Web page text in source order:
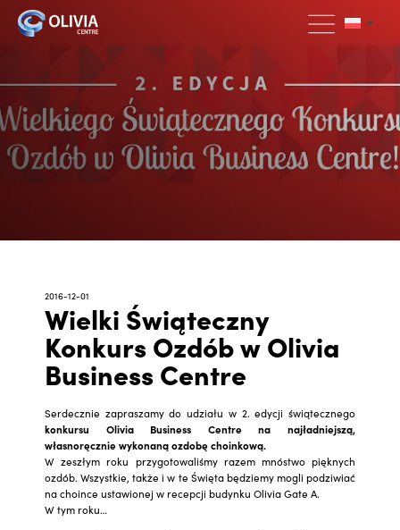
2016-12-01
Wielki Świąteczny
Konkurs Ozdób w Olivia
Business Centre
Serdecznie zapraszamy do udziału w 2. edycji świątecznego
konkursu Olivia Business Centre na najładniejszą,
własnoręcznie wykonaną ozdobę choinkową.
W zeszłym roku przygotowaliśmy razem mnóstwo pięknych
ozdób. Wszystkie, także i w te Święta będziemy mogli podziwiać
na choince ustawionej w recepcji budynku Olivia Gate A.
W tym roku…